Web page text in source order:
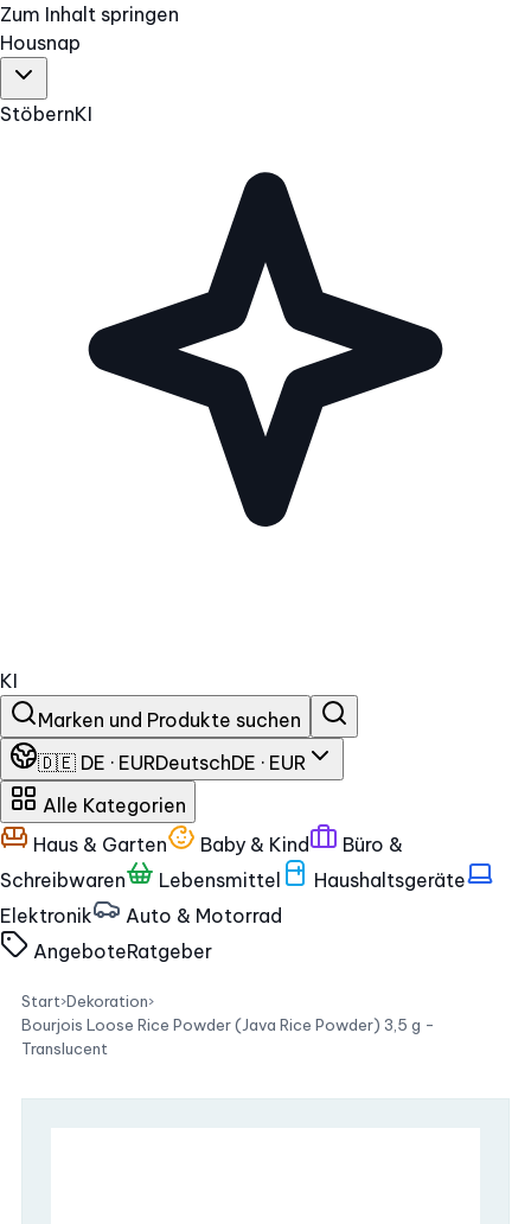
Zum Inhalt springen
Housnap
StöbernKI
KI
Marken und Produkte suchen
🇩🇪 DE · EURDeutschDE · EUR
Alle Kategorien
Haus & Garten
Baby & Kind
Büro &
Schreibwaren
Lebensmittel
Haushaltsgeräte
Elektronik
Auto & Motorrad
AngeboteRatgeber
Start›Dekoration›
Bourjois Loose Rice Powder (Java Rice Powder) 3,5 g -
Translucent